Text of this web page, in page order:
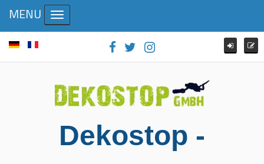
Dekostop -
MENU Toggle navigation